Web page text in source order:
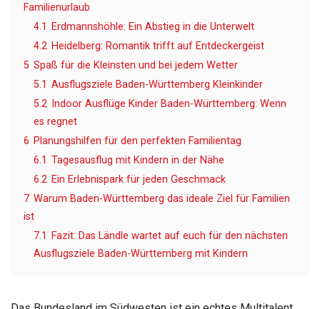
Familienurlaub
4.1
Erdmannshöhle: Ein Abstieg in die Unterwelt
4.2 Heidelberg: Romantik trifft auf Entdeckergeist
5 Spaß für die Kleinsten und bei jedem Wetter
5.1 Ausflugsziele Baden-Württemberg Kleinkinder
5.2 Indoor Ausflüge Kinder Baden-Württemberg: Wenn
es regnet
6 Planungshilfen für den perfekten Familientag
6.1 Tagesausflug mit Kindern in der Nähe
6.2 Ein Erlebnispark für jeden Geschmack
7 Warum Baden-Württemberg das ideale Ziel für Familien
ist
7.1
Fazit: Das Ländle wartet auf euch für den nächsten
Ausflugsziele Baden-Württemberg mit Kindern